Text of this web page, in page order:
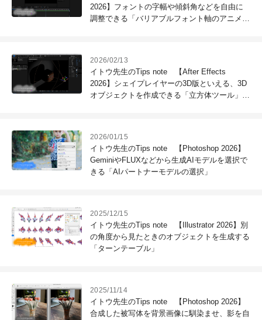
2026】フォントの字幅や傾斜角などを自由に
調整できる「バリアブルフォント軸のアニメー
2026/02/13
イトウ先生のTips note 【After Effects
2026】シェイプレイヤーの3D版といえる、3D
オブジェクトを作成できる「立方体ツール」
2026/01/15
イトウ先生のTips note 【Photoshop 2026】
GeminiやFLUXなどから生成AIモデルを選択で
きる「AIパートナーモデルの選択」
2025/12/15
イトウ先生のTips note 【Illustrator 2026】別
の角度から見たときのオブジェクトを生成する
「ターンテーブル」
2025/11/14
イトウ先生のTips note 【Photoshop 2026】
合成した被写体を背景画像に馴染ませ、影を自